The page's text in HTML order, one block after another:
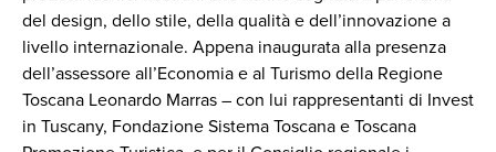
del design, dello stile, della qualità e dell’innovazione a
livello internazionale. Appena inaugurata alla presenza
dell’assessore all’Economia e al Turismo della Regione
Toscana Leonardo Marras – con lui rappresentanti di Invest
in Tuscany, Fondazione Sistema Toscana e Toscana